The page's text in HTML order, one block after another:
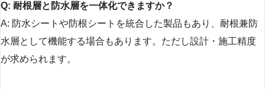
Q: 耐根層と防水層を一体化できますか？
A: 防水シートや防根シートを統合した製品もあり、耐根兼防
水層として機能する場合もあります。ただし設計・施工精度
が求められます。